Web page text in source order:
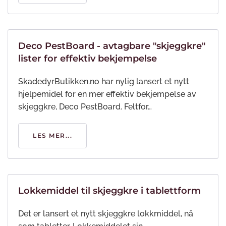
Deco PestBoard - avtagbare "skjeggkre"
lister for effektiv bekjempelse
SkadedyrButikken.no har nylig lansert et nytt
hjelpemidel for en mer effektiv bekjempelse av
skjeggkre, Deco PestBoard. Feltfor…
LES MER...
Lokkemiddel til skjeggkre i tablettform
Det er lansert et nytt skjeggkre lokkmiddel, nå